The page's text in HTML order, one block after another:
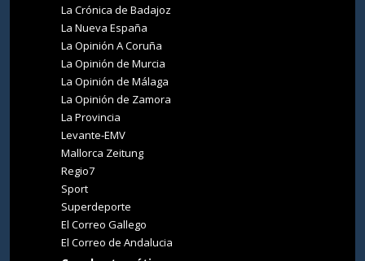
La Crónica de Badajoz
La Nueva España
La Opinión A Coruña
La Opinión de Murcia
La Opinión de Málaga
La Opinión de Zamora
La Provincia
Levante-EMV
Mallorca Zeitung
Regio7
Sport
Superdeporte
El Correo Gallego
El Correo de Andalucia